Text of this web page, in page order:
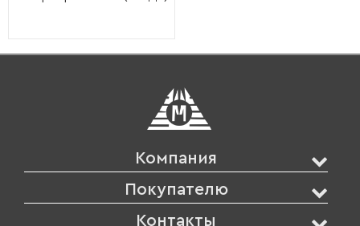
Компания
Покупателю
Контакты